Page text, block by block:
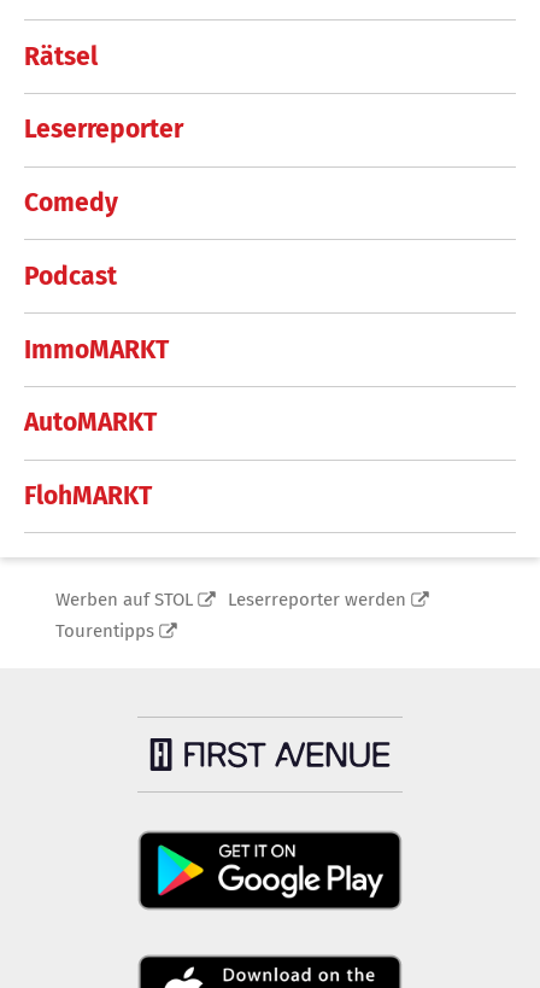
Rätsel
Leserreporter
Comedy
Podcast
ImmoMARKT
AutoMARKT
FlohMARKT
Werben auf STOL
Leserreporter werden
Tourentipps